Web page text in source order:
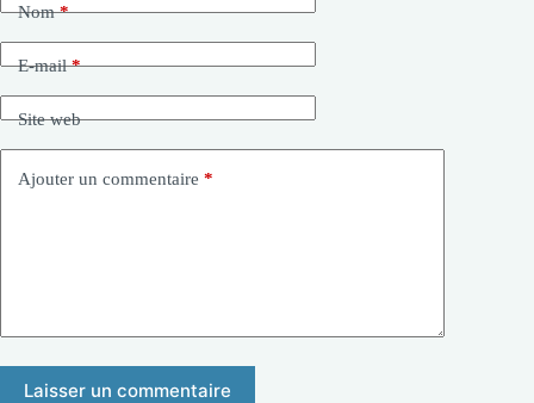
Nom*
E-mail*
Site web
Ajouter un commentaire *
Laisser un commentaire